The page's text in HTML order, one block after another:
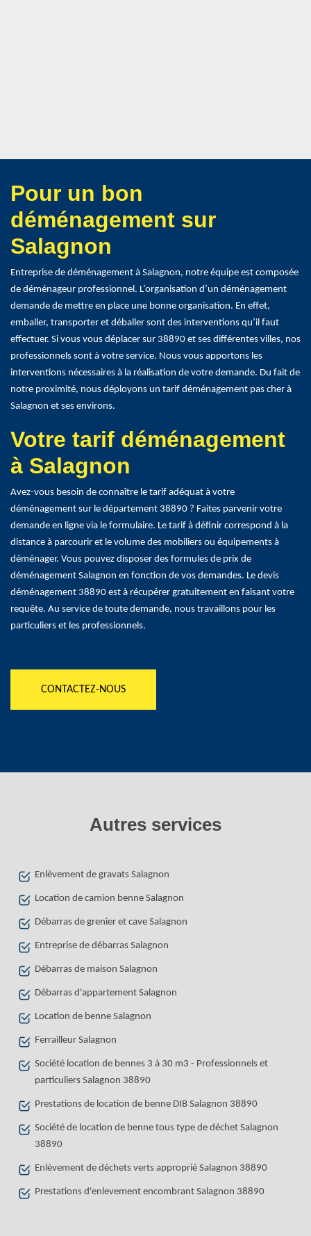
Pour un bon
déménagement sur
Salagnon
Entreprise de déménagement à Salagnon, notre équipe est composée
de déménageur professionnel. L’organisation d’un déménagement
demande de mettre en place une bonne organisation. En effet,
emballer, transporter et déballer sont des interventions qu’il faut
effectuer. Si vous vous déplacer sur 38890 et ses différentes villes, nos
professionnels sont à votre service. Nous vous apportons les
interventions nécessaires à la réalisation de votre demande. Du fait de
notre proximité, nous déployons un tarif déménagement pas cher à
Salagnon et ses environs.
Votre tarif déménagement
à Salagnon
Avez-vous besoin de connaître le tarif adéquat à votre
déménagement sur le département 38890 ? Faites parvenir votre
demande en ligne via le formulaire. Le tarif à définir correspond à la
distance à parcourir et le volume des mobiliers ou équipements à
déménager. Vous pouvez disposer des formules de prix de
déménagement Salagnon en fonction de vos demandes. Le devis
déménagement 38890 est à récupérer gratuitement en faisant votre
requête. Au service de toute demande, nous travaillons pour les
particuliers et les professionnels.
CONTACTEZ-NOUS
Autres services
Enlèvement de gravats Salagnon
Location de camion benne Salagnon
Débarras de grenier et cave Salagnon
Entreprise de débarras Salagnon
Débarras de maison Salagnon
Débarras d'appartement Salagnon
Location de benne Salagnon
Ferrailleur Salagnon
Société location de bennes 3 à 30 m3 - Professionnels et
particuliers Salagnon 38890
Prestations de location de benne DIB Salagnon 38890
Société de location de benne tous type de déchet Salagnon
38890
Enlèvement de déchets verts approprié Salagnon 38890
Prestations d'enlevement encombrant Salagnon 38890